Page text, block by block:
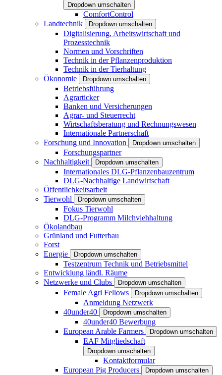
Dropdown umschalten
ComfortControl
Landtechnik
Dropdown umschalten
Digitalisierung, Arbeitswirtschaft und
Prozesstechnik
Normen und Vorschriften
Technik in der Pflanzenproduktion
Technik in der Tierhaltung
Ökonomie
Dropdown umschalten
Betriebsführung
Agrarticker
Banken und Versicherungen
Agrar- und Steuerrecht
Wirtschaftsberatung und Rechnungswesen
Internationale Partnerschaft
Forschung und Innovation
Dropdown umschalten
Forschungspartner
Nachhaltigkeit
Dropdown umschalten
Internationales DLG-Pflanzenbauzentrum
DLG-Nachhaltige Landwirtschaft
Öffentlichkeitsarbeit
Tierwohl
Dropdown umschalten
Fokus Tierwohl
DLG-Programm Milchviehhaltung
Ökolandbau
Grünland und Futterbau
Forst
Energie
Dropdown umschalten
Testzentrum Technik und Betriebsmittel
Entwicklung ländl. Räume
Netzwerke und Clubs
Dropdown umschalten
Female Agri Fellows Dropdown umschalten
Anmeldung Netzwerk
40under40
Dropdown umschalten
40under40 Bewerbung
European Arable Farmers
Dropdown umschalten
EAF Mitgliedschaft
Dropdown umschalten
Kontaktformular
European Pig Producers
Dropdown umschalten